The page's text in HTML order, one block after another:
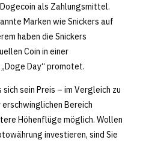
als Zahlungsmittel.
Marken wie Snickers auf
haben die Snickers
Coin in einer
Day“ promotet.
sein Preis – im Vergleich zu
Bereich
Höhenflüge möglich. Wollen
investieren, sind Sie